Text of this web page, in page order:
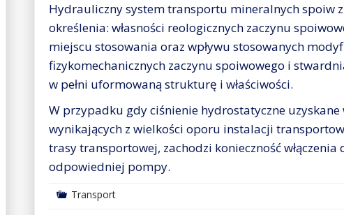
Hydrauliczny system transportu mineralnych spoiw
określenia: własności reologicznych zaczynu
miejscu stosowania oraz wpływu stosowanych
fizykomechanicznych zaczynu spoiwowego i
w pełni uformowaną strukturę i właściwości.
W przypadku gdy ciśnienie hydrostatyczne
wynikających z wielkości oporu instalacji
trasy transportowej, zachodzi konieczność
odpowiedniej pompy.
Transport